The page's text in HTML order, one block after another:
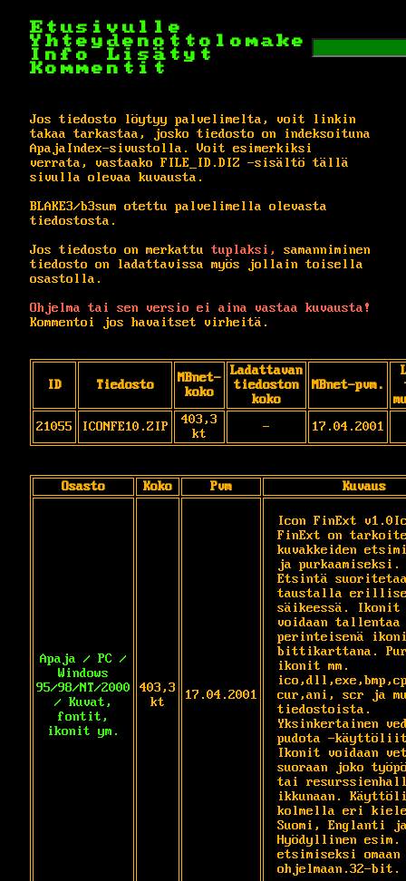
Etusivulle
Yhteydenottolomake
Info
Lisätyt
Kommentit
Jos tiedosto löytyy palvelimelta, voit linkin
takaa tarkastaa, josko tiedosto on indeksoituna
ApajaIndex-sivustolla. Voit esimerkiksi
verrata, vastaako FILE_ID.DIZ -sisältö tällä
sivulla olevaa kuvausta.
BLAKE3/b3sum otettu palvelimella olevasta
tiedostosta.
Jos tiedosto on merkattu tuplaksi,
samanniminen
tiedosto on ladattavissa myös jollain toisella
osastolla.
Ohjelma tai sen versio ei aina vastaa kuvausta!
Kommentoi jos havaitset virheitä.
ID Tiedosto
MBnet-
koko
Ladattavan
tiedoston
koko
MBnet-pvm.
21055
ICONFE10.ZIP
403,3
kt
- 17.04.2001
Osasto Koko Pvm Kuvaus
Apaja / PC /
Windows
95/98/NT/2000
/ Kuvat,
fontit,
ikonit ym.
403,3
kt
17.04.2001
Icon FinExt
FinExt on
kuvakkeiden
ja purkaamiseksi.
Etsintä
taustalla
säikeessä. Ikonit
voidaan tallentaa
perinteisenä
bittikarttana.
ikonit mm.
cur,ani, scr ja
tiedostoista.
Yksinkertainen
pudota -
Ikonit voidaan
suoraan joko
tai
ikkunaan.
kolmella eri
Suomi, Englanti
Hyödyllinen
etsimiseksi omaan
ohjelmaan.32-bit.